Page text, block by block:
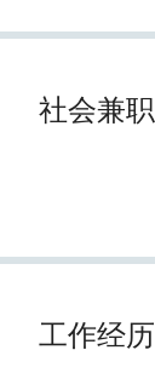
社会兼职
工作经历